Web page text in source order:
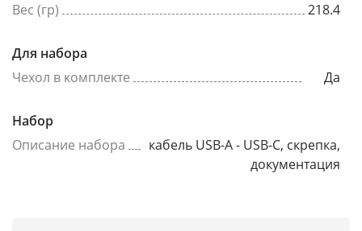
Вес (гр)
218.4
Для набора
Чехол в комплекте
Да
Набор
Описание набора
кабель USB-A - USB-C, скрепка,
документация